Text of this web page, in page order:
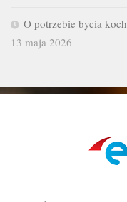
O potrzebie bycia
13 maja 2026